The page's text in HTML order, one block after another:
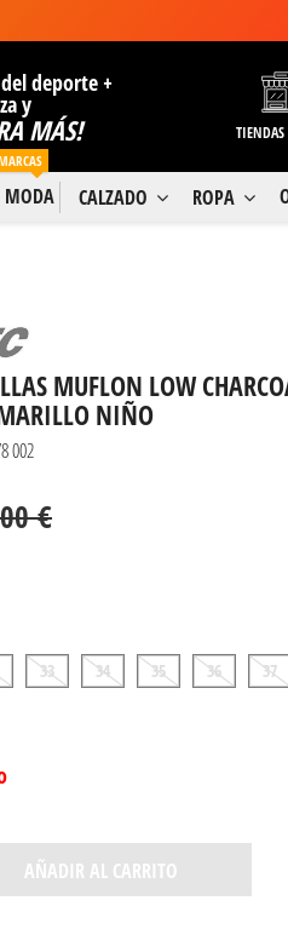
deporte +
y
MÁS!
MODA CALZADO ROPA
MUFLON LOW
NIÑO
002
€
33 34 35 36 37
AÑADIR AL CARRITO